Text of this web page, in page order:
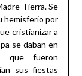
Tierra. Se
hemisferio por
cristianizar a
se daban en
que fueron
sus fiestas